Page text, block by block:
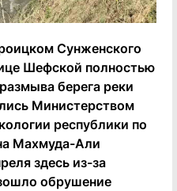
Сунженского
Шефской полностью
берега реки
Министерством
республики по
Махмуда-Али
здесь из-за
обрушение